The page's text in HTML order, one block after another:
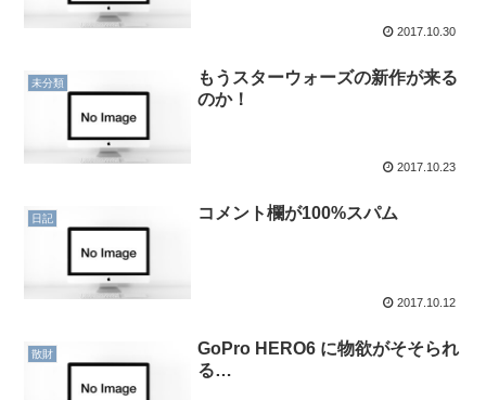
2017.10.30
未分類
もうスターウォーズの新作が来る
のか！
2017.10.23
日記 コメント欄が100%スパム
2017.10.12
散財
GoPro HERO6 に物欲がそそられ
る…